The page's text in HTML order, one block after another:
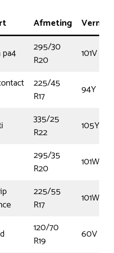
Afmeting
295/30
R20
101V
225/45
R17
94Y
335/25
R22
105Y
295/35
R20
101W
225/55
R17
101W
120/70
R19
60V